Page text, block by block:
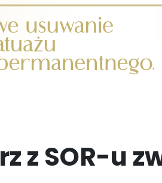
z SOR-u